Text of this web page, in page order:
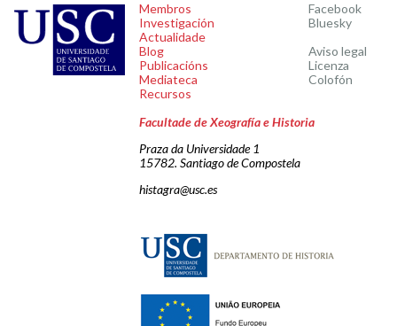
Membros
Investigación
Actualidade
Blog
Publicacións
Mediateca
Recursos
Facebook
Bluesky
Aviso legal
Licenza
Colofón
Facultade de Xeografía e Historia
Praza da Universidade 1
15782. Santiago de Compostela
histagra@usc.es